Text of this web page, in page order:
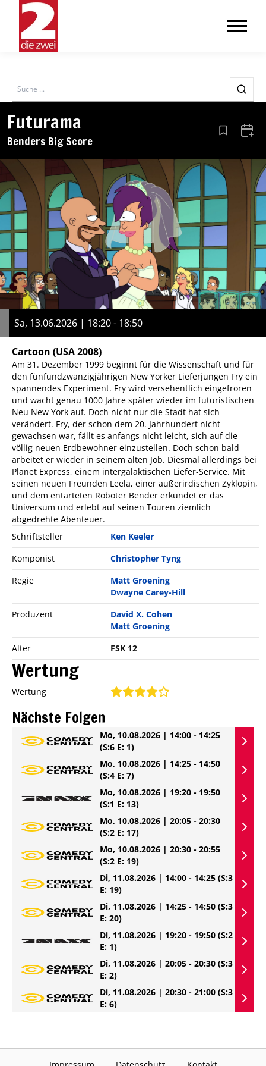
Search
Futurama
Benders Big Score Aus den
Sa, 13.06.2026 | 18:20 - 18:50
Cartoon (USA 2008)
Am 31. Dezember 1999 beginnt für die Wissenschaft und für
den fünfundzwanzigjährigen New Yorker Lieferjungen Fry ein
spannendes Experiment. Fry wird versehentlich eingefroren
und wacht genau 1000 Jahre später wieder im futuristischen
Neu New York auf. Doch nicht nur die Stadt hat sich
verändert. Fry, der schon dem 20. Jahrhundert nicht
gewachsen war, fällt es anfangs nicht leicht, sich auf die
völlig neuen Erdbewohner einzustellen. Doch schon bald
arbeitet er wieder in seinem alten Job. Diesmal allerdings bei
Planet Express, einem intergalaktischen Liefer-Service. Mit
seinen neuen Freunden Leela, einer außerirdischen Zyklopin,
und dem entarteten Roboter Bender erkundet er das
Universum und erlebt auf seinen Touren ziemlich
abgedrehte Abenteuer.
Schriftsteller
Ken Keeler
Komponist
Christopher Tyng
Regie
Matt Groening
Dwayne Carey-Hill
Produzent
David X. Cohen
Matt Groening
Alter
FSK 12
Wertung
Wertung
Nächste Folgen
Mo, 10.08.2026 | 14:00 - 14:25
(S:6 E: 1)
Mo, 10.08.2026 | 14:25 - 14:50
(S:4 E: 7)
Mo, 10.08.2026 | 19:20 - 19:50
(S:1 E: 13)
Mo, 10.08.2026 | 20:05 - 20:30
(S:2 E: 17)
Mo, 10.08.2026 | 20:30 - 20:55
(S:2 E: 19)
Di, 11.08.2026 | 14:00 - 14:25 (S:3
E: 19)
Di, 11.08.2026 | 14:25 - 14:50 (S:3
E: 20)
Di, 11.08.2026 | 19:20 - 19:50 (S:2
E: 1)
Di, 11.08.2026 | 20:05 - 20:30 (S:3
E: 2)
Di, 11.08.2026 | 20:30 - 21:00 (S:3
E: 6)